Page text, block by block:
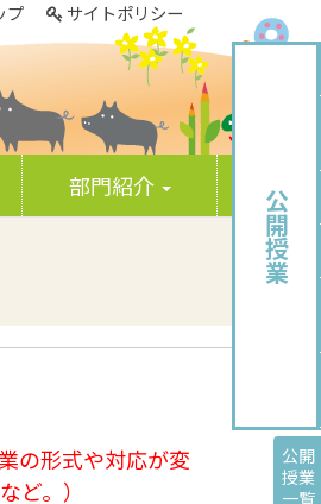
プ サイトポリシー
部門紹介
の形式や対応が変
ど。）
公開授業
公開
授業
一覧